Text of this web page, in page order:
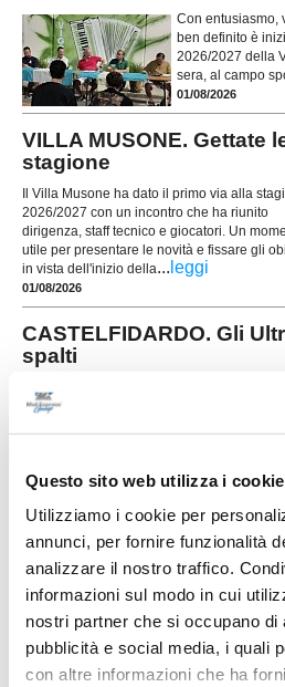
Questo sito web utilizza i cookie
Utilizziamo i cookie per
annunci, per fornire funzionalità
analizzare il nostro traffico.
informazioni sul modo in cui
nostri partner che si occupano di
pubblicità e social media, i quali
con altre informazioni che ha
Con entusiasmo,
ben definito è
2026/2027 della
sera, al campo
01/08/2026
VILLA MUSONE. Gettate
stagione
Il Villa Musone ha dato il primo via alla
2026/2027 con un incontro che ha riunito
dirigenza, staff tecnico e giocatori. Un
utile per presentare le novità e fissare gli
in vista dell'inizio della... leggi
01/08/2026
CASTELFIDARDO. Gli
spalti
Con un
Ultras
presentato a fine giugno e invita tutti i tif...
GLS DORICA
"Vogliamo alzare
...leggi
28/07/2026
PORTUALI DORICA. Al